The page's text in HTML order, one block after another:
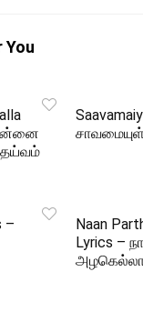
You
–
Naan
Lyrics –